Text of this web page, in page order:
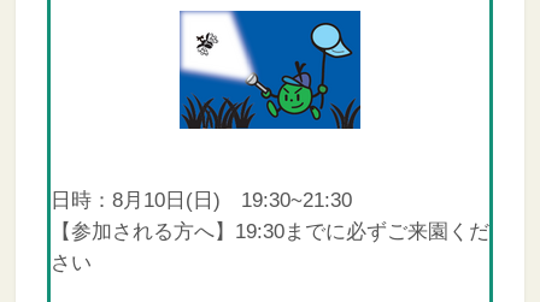
日時：8月10日(日) 19:30~21:30
【参加される方へ】19:30までに必ずご来園くだ
さい